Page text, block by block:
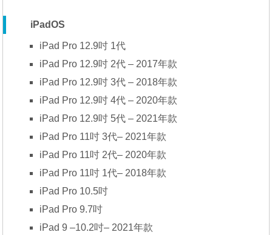
iPadOS
iPad Pro 12.9吋 1代
iPad Pro 12.9吋 2代 – 2017年款
iPad Pro 12.9吋 3代 – 2018年款
iPad Pro 12.9吋 4代 – 2020年款
iPad Pro 12.9吋 5代 – 2021年款
iPad Pro 11吋 3代– 2021年款
iPad Pro 11吋 2代– 2020年款
iPad Pro 11吋 1代– 2018年款
iPad Pro 10.5吋
iPad Pro 9.7吋
iPad 9 –10.2吋– 2021年款